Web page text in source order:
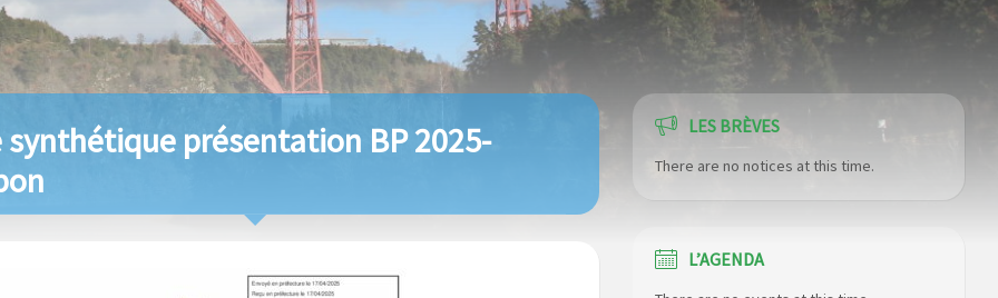
synthétique présentation BP 2025-
LES BRÈVES
There are no notices at this time.
L’AGENDA